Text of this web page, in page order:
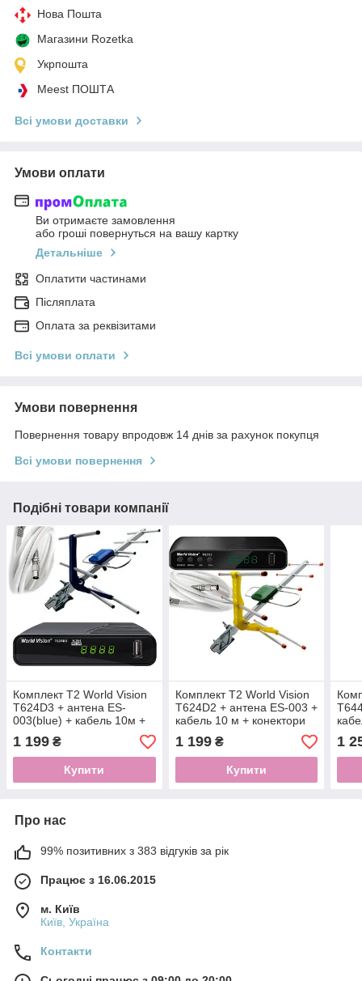
Нова Пошта
Магазини Rozetka
Укрпошта
Meest ПОШТА
Всі умови доставки
Умови оплати
Ви отримаєте замовлення
або гроші повернуться на вашу картку
Детальніше
Оплатити частинами
Післяплата
Оплата за реквізитами
Всі умови оплати
Умови повернення
Повернення товару впродовж 14 днів за рахунок покупця
Всі умови повернення
Подібні товари компанії
Комплект Т2 World Vision
T624D3 + антена ES-
003(blue) + кабель 10м +
1 199 ₴
Купити
Комплект Т2 World Vision
T624D2 + антена ES-003 +
кабель 10 м + конектори
1 199₴
Купити
1
Про нас
99% позитивних з 383 відгуків за рік
Працює з 16.06.2015
м. Київ
Київ, Україна
Контакти